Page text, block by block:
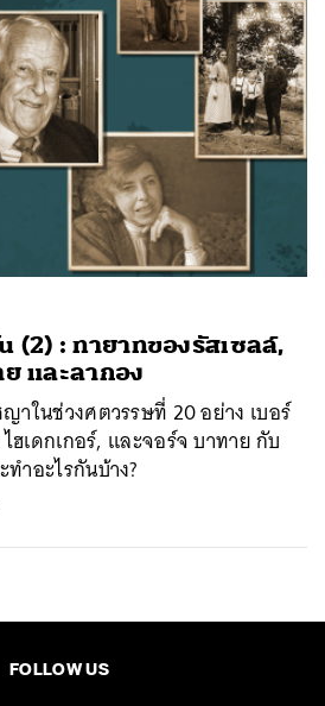
(2) : ทายาทของรัสเซลล์,
ย และลากอง
าในช่วงศตวรรษที่ 20 อย่าง เบอร์
ฮเดกเกอร์, และจอร์จ บาทาย กับ
ำอะไรกันบ้าง?
FOLLOW US
LINE EMAIL